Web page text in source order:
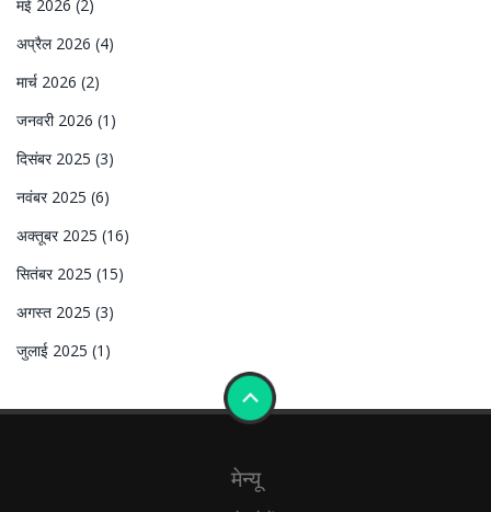
मई 2026 (2)
अप्रैल 2026 (4)
मार्च 2026 (2)
जनवरी 2026 (1)
दिसंबर 2025 (3)
नवंबर 2025 (6)
अक्तूबर 2025 (16)
सितंबर 2025 (15)
अगस्त 2025 (3)
जुलाई 2025 (1)
मेन्यू